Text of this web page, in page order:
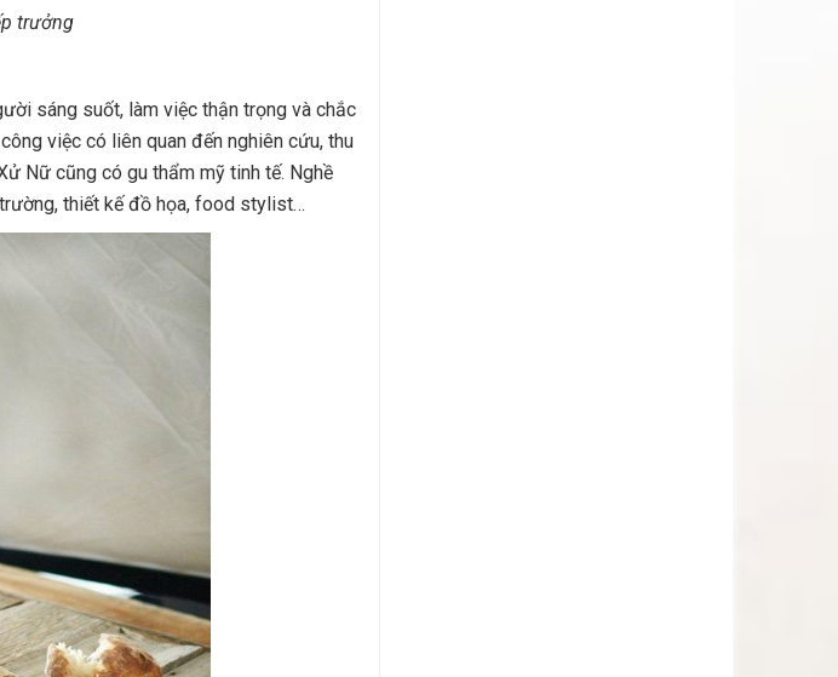
trưởng
sáng suốt, làm việc thận trọng và chắc
việc có liên quan đến nghiên cứu, thu
Nữ cũng có gu thẩm mỹ tinh tế. Nghề
thiết kế đồ họa, food stylist…